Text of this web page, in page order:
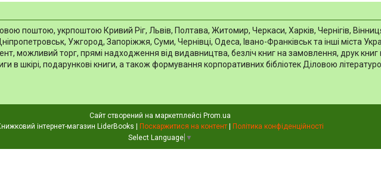
поштою, укрпоштою Кривий Ріг, Львів, Полтава, Житомир, Черкаси, Харків, Чернігів,
Ужгород, Запоріжжя, Суми, Чернівці, Одеса, Івано-Франківськ та інші міста
можливий торг, прямі надходження від видавництва, безліч книг на замовлення, друк
в шкірі, подарункові книги, а також формування корпоративних бібліотек Діловою
Сайт створений на маркетплейсі Prom.ua
Поскаржитися на контент
Політика конфіденційності
Select Language ▼